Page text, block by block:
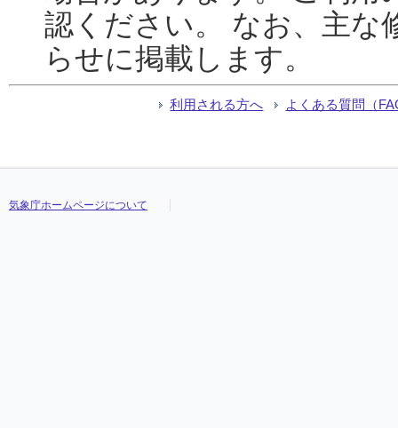
認ください。 なお、主な
らせに掲載します。
利用される方へ よくある質問（
気象庁ホームページについて